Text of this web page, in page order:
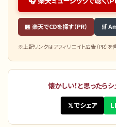
🏪 楽天でCDを探す（PR） 🛒
※上記リンクはアフィリエイト広告（PR）を
懐かしい！と思ったら
𝕏 でシェア